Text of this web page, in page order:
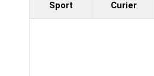
Sport Curier